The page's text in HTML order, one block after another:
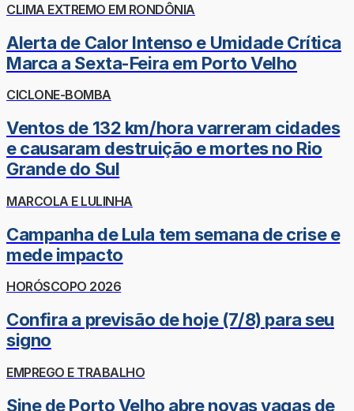
CLIMA EXTREMO EM RONDÔNIA
Alerta de Calor Intenso e Umidade Crítica
Marca a Sexta-Feira em Porto Velho
CICLONE-BOMBA
Ventos de 132 km/hora varreram cidades
e causaram destruição e mortes no Rio
Grande do Sul
MARCOLA E LULINHA
Campanha de Lula tem semana de crise e
mede impacto
HORÓSCOPO 2026
Confira a previsão de hoje (7/8) para seu
signo
EMPREGO E TRABALHO
Sine de Porto Velho abre novas vagas de